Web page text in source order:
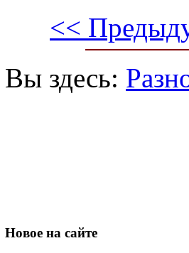
<<
Вы здесь:
Новое на сайте